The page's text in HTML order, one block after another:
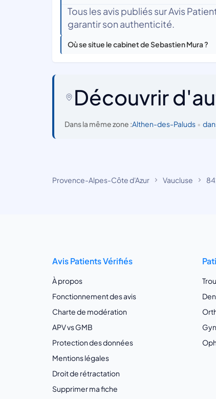
Tous les avis publiés sur Avis
garantir son authenticité.
Où se situe le cabinet de Sebastien Mura ?
Découvrir
Dans la même zone :Althen-des-Paluds •
Provence-Alpes-Côte d'Azur Vaucluse
Avis Patients Vérifiés
À propos
Fonctionnement des avis
Charte de modération
APV vs GMB
Protection des données
Mentions légales
Droit de rétractation
Supprimer ma fiche